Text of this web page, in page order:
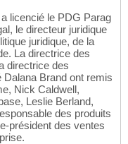
licencié le PDG Parag
le directeur juridique
juridique, de la
La directrice des
directrice des
Brand ont remis
Nick Caldwell,
Leslie Berland,
des produits
président des ventes